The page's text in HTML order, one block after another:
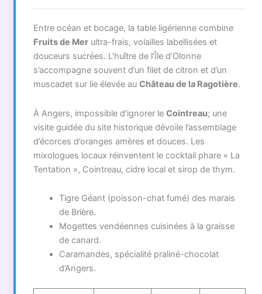
Entre océan et bocage, la table ligérienne combine
Fruits de Merultra-frais, volailles labellisées et
douceurs sucrées. L’huître de l’Île d’Olonne
s’accompagne souvent d’un filet de citron et d’un
muscadet sur lie élevée au Château de la Ragotière.
À Angers, impossible d’ignorer le Cointreau; une
visite guidée du site historique dévoile l’assemblage
d’écorces d’oranges amères et douces. Les
mixologues locaux réinventent le cocktail phare « La
Tentation », Cointreau, cidre local et sirop de thym.
Tigre Géant (poisson-chat fumé) des marais
de Brière.
Mogettes vendéennes cuisinées à la graisse
de canard.
Caramandes, spécialité praliné-chocolat
d’Angers.